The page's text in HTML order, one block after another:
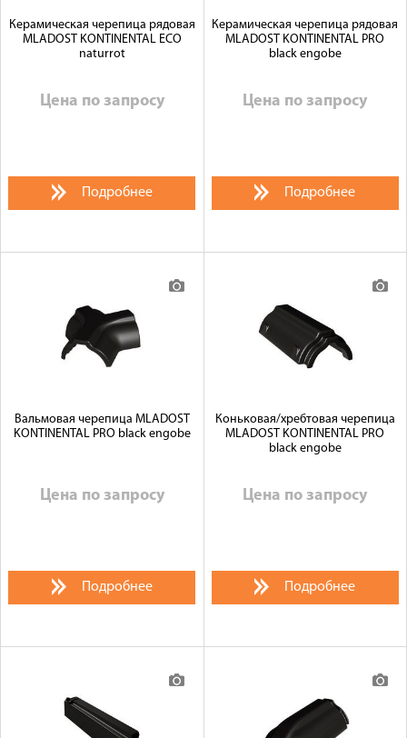
Керамическая черепица рядовая
MLADOST KONTINENTAL ECO
naturrot
Цена по запросу
Подробнее
Керамическая черепица рядовая
MLADOST KONTINENTAL PRO
black engobe
Цена по запросу
Подробнее
Вальмовая черепица MLADOST
KONTINENTAL PRO black engobe
Цена по запросу
Подробнее
Коньковая/хребтовая черепица
MLADOST KONTINENTAL PRO
black engobe
Цена по запросу
Подробнее